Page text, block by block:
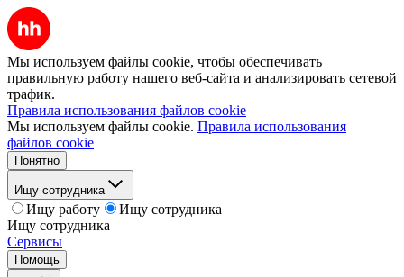
Мы используем файлы cookie, чтобы обеспечивать
правильную работу нашего веб-сайта и анализировать сетевой
трафик.
Правила использования файлов cookie
Мы используем файлы cookie. Правила использования
файлов cookie
Понятно
Ищу сотрудника
Ищу работу
Ищу сотрудника
Ищу сотрудника
Сервисы
Помощь